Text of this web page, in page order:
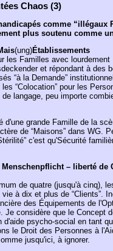
Chaos (3)
comme “illégaux
plus soutenu comme
(ung)Établissements
les Familles avec lourdement
et répondant à des
“à la Demande”
“Colocation” pour les
langage, peu importe
d'une grande Famille de la
de “Maisons” dans WG.
c'est qu'Sécurité
– liberté de
de quatre (jusqu'à cinq),
à dix et plus de “Clients”.
des Équipements de
considère que le Concept
psycho-social en tant
le Droit des Personnes à
jusqu'ici, à ignorer.